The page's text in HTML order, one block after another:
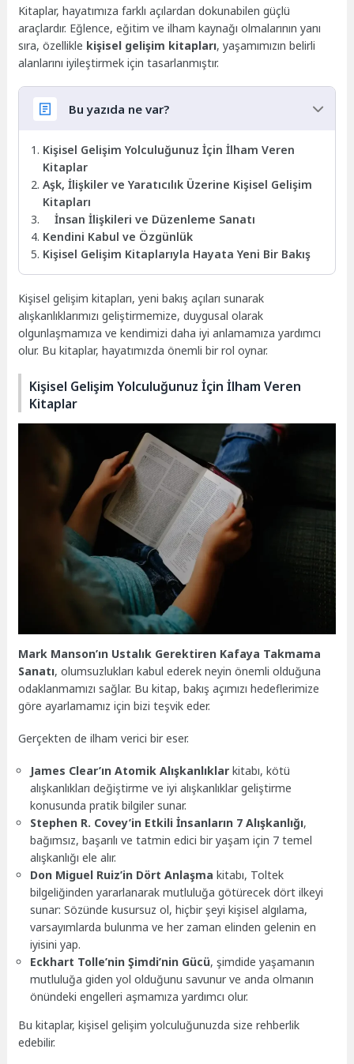
Kitaplar, hayatımıza farklı açılardan dokunabilen güçlü
araçlardır. Eğlence, eğitim ve ilham kaynağı olmalarının yanı
sıra, özellikle kişisel gelişim kitapları, yaşamımızın belirli
alanlarını iyileştirmek için tasarlanmıştır.
Bu yazıda ne var?
Kişisel Gelişim Yolculuğunuz İçin İlham Veren
Kitaplar
Aşk, İlişkiler ve Yaratıcılık Üzerine Kişisel Gelişim
Kitapları
İnsan İlişkileri ve Düzenleme Sanatı
Kendini Kabul ve Özgünlük
Kişisel Gelişim Kitaplarıyla Hayata Yeni Bir Bakış
Kişisel gelişim kitapları, yeni bakış açıları sunarak
alışkanlıklarımızı geliştirmemize, duygusal olarak
olgunlaşmamıza ve kendimizi daha iyi anlamamıza yardımcı
olur. Bu kitaplar, hayatımızda önemli bir rol oynar.
Kişisel Gelişim Yolculuğunuz İçin İlham Veren
Kitaplar
Mark Manson’ın Ustalık Gerektiren Kafaya Takmama
Sanatı, olumsuzlukları kabul ederek neyin önemli olduğuna
odaklanmamızı sağlar. Bu kitap, bakış açımızı hedeflerimize
göre ayarlamamız için bizi teşvik eder.
Gerçekten de ilham verici bir eser.
James Clear’ın Atomik Alışkanlıklar kitabı, kötü
alışkanlıkları değiştirme ve iyi alışkanlıklar geliştirme
konusunda pratik bilgiler sunar.
Stephen R. Covey’in Etkili İnsanların 7 Alışkanlığı,
bağımsız, başarılı ve tatmin edici bir yaşam için 7 temel
alışkanlığı ele alır.
Don Miguel Ruiz’in Dört Anlaşma kitabı, Toltek
bilgeliğinden yararlanarak mutluluğa götürecek dört ilkeyi
sunar: Sözünde kusursuz ol, hiçbir şeyi kişisel algılama,
varsayımlarda bulunma ve her zaman elinden gelenin en
iyisini yap.
Eckhart Tolle’nin Şimdi’nin Gücü, şimdide yaşamanın
mutluluğa giden yol olduğunu savunur ve anda olmanın
önündeki engelleri aşmamıza yardımcı olur.
Bu kitaplar, kişisel gelişim yolculuğunuzda size rehberlik
edebilir.